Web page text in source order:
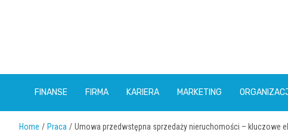
FINANSE FIRMA KARIERA MARKETING
Home Praca Umowa przedwstępna sprzedaży nieruchomości – kluczowe